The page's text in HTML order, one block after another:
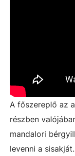
A főszereplő az
részben
mandalori
levenni a